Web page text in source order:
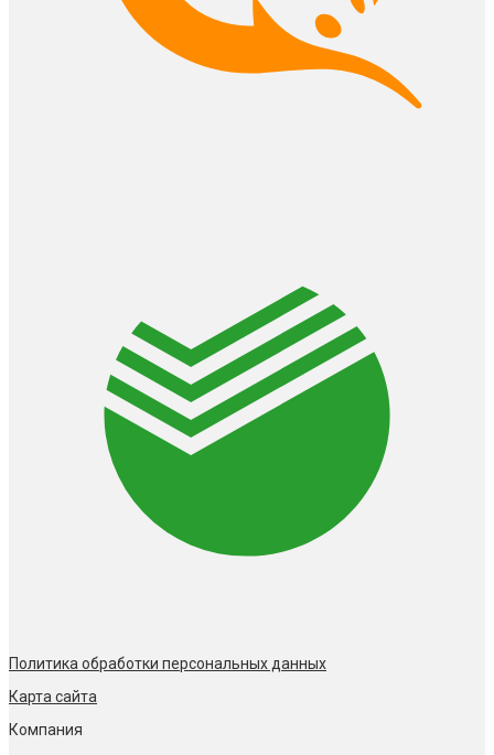
Политика обработки персональных данных
Карта сайта
Компания